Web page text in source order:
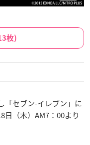
枚)
「セブン-イレブン」に
日（木）AM7：00より